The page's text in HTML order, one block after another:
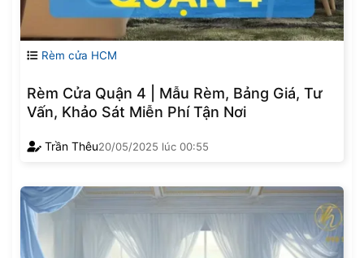
Rèm cửa HCM
Rèm Cửa Quận 4 | Mẫu Rèm, Bảng Giá, Tư
Vấn, Khảo Sát Miễn Phí Tận Nơi
Trần Thêu20/05/2025 lúc 00:55